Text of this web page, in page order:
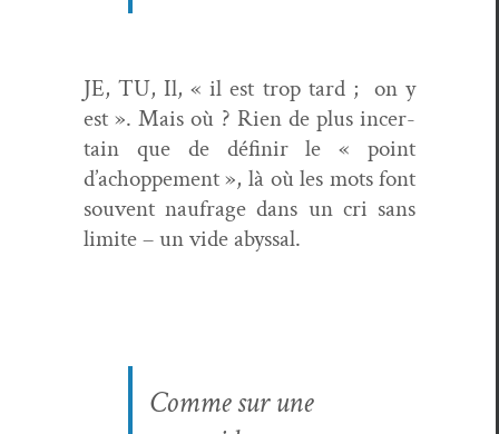
JE, TU, Il, « il est trop tard ; on y
est ». Mais où ? Rien de plus incer­
tain que de définir le « point
d’achoppement », là où les mots font
sou­vent naufrage dans un cri sans
lim­ite – un vide abyssal.
Comme sur une